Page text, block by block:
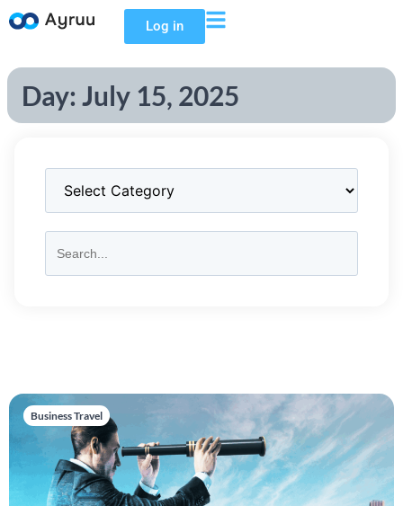
Log in
Day: July 15, 2025
Search
for:
Business Travel